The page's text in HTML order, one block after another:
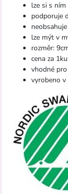
lze si s
podporuje
lze mýt v
rozměr:
cena za
vhodné
vyrobeno v